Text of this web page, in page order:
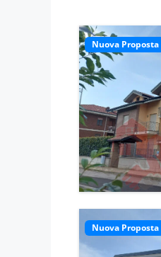
Nuova Proposta
Nuova Proposta